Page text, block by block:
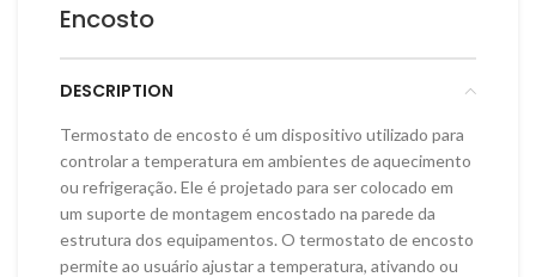
Encosto
DESCRIPTION
Termostato de encosto é um dispositivo utilizado para
controlar a temperatura em ambientes de aquecimento
ou refrigeração. Ele é projetado para ser colocado em
um suporte de montagem encostado na parede da
estrutura dos equipamentos. O termostato de encosto
permite ao usuário ajustar a temperatura, ativando ou